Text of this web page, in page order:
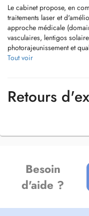
Le cabinet propose, en
traitements laser et
approche médicale
vasculaires, lentigos
photorajeunissement et
Paiement par carte
En cas d'empêchement
décommander votre
non honoré et non annulé
Tout voir
Retours
Besoin
d'aide ?